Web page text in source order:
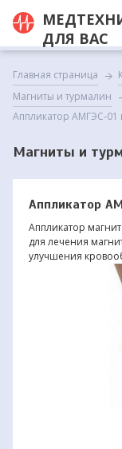
ДЛЯ ВАС
Главная страница
Магниты и турмалин
Аппликатор АМГЭС-01
Магниты и
Аппликатор
Аппликатор
для лечения
улучшения